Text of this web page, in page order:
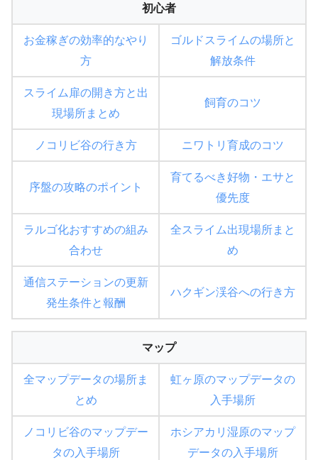
初心者
お金稼ぎの効率的なやり
方
ゴルドスライムの場所と
解放条件
スライム扉の開き方と出
現場所まとめ
飼育のコツ
ノコリビ谷の行き方 ニワトリ育成のコツ
序盤の攻略のポイント
育てるべき好物・エサと
優先度
ラルゴ化おすすめの組み
合わせ
全スライム出現場所まと
め
通信ステーションの更新
発生条件と報酬
ハクギン渓谷への行き方
マップ
全マップデータの場所ま
とめ
虹ヶ原のマップデータの
入手場所
ノコリビ谷のマップデー
タの入手場所
ホシアカリ湿原のマップ
データの入手場所